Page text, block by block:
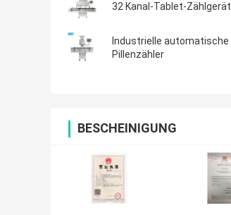
32 Kanal-Tablet-Zählgerät
Industrielle automatische
Pillenzähler
BESCHEINIGUNG